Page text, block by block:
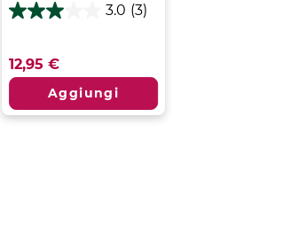
3.0 (3)
3.0
stelle.
3
recensioni
12,95 €
Aggiungi